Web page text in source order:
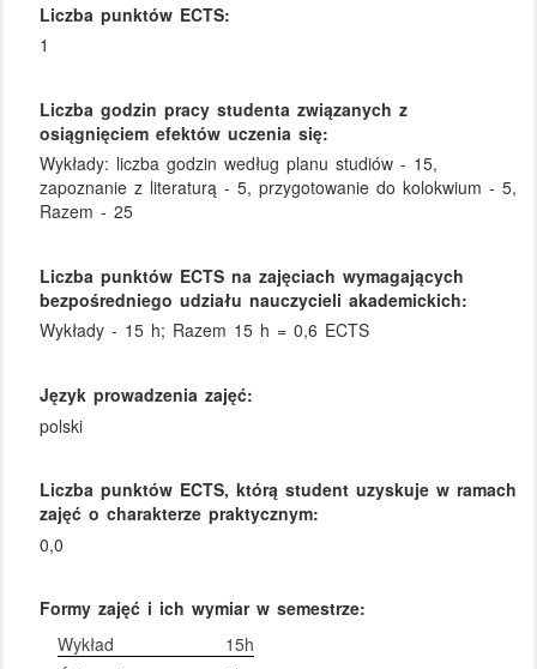
Liczba punktów ECTS:
1
Liczba godzin pracy studenta związanych z
osiągnięciem efektów uczenia się:
Wykłady: liczba godzin według planu studiów - 15,
zapoznanie z literaturą - 5, przygotowanie do kolokwium - 5,
Razem - 25
Liczba punktów ECTS na zajęciach wymagających
bezpośredniego udziału nauczycieli akademickich:
Wykłady - 15 h; Razem 15 h = 0,6 ECTS
Język prowadzenia zajęć:
polski
Liczba punktów ECTS, którą student uzyskuje w ramach
zajęć o charakterze praktycznym:
0,0
Formy zajęć i ich wymiar w semestrze:
Wykład
15h